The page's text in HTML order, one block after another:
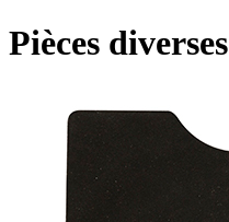
Pièces diverses